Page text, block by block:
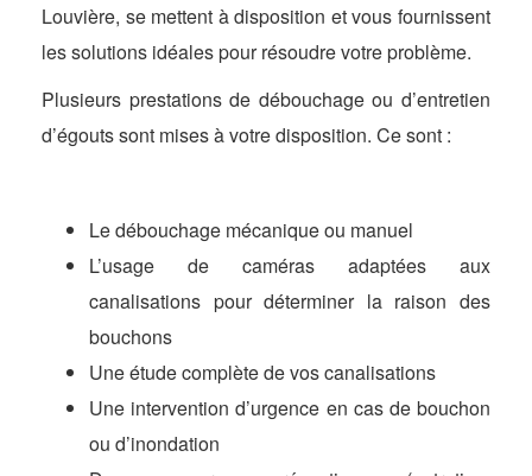
Louvière, se mettent à disposition et vous fournissent
les solutions idéales pour résoudre votre problème.
Plusieurs prestations de débouchage ou d’entretien
d’égouts sont mises à votre disposition. Ce sont :
Le débouchage mécanique ou manuel
L’usage de caméras adaptées aux
canalisations pour déterminer la raison des
bouchons
Une étude complète de vos canalisations
Une intervention d’urgence en cas de bouchon
ou d’inondation